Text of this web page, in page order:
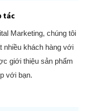
tác
Marketing, chúng tôi
nhiều khách hàng với
giới thiệu sản phẩm
với bạn.